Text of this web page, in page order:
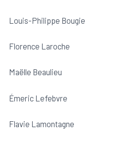
Louis-Philippe Bougie
Florence Laroche
Maëlle Beaulieu
Émeric Lefebvre
Flavie Lamontagne